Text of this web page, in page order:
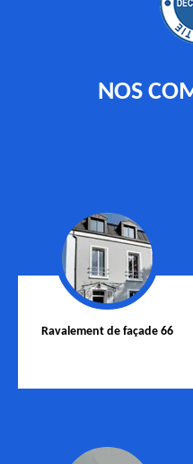
NOS
Ravalement de façade 66